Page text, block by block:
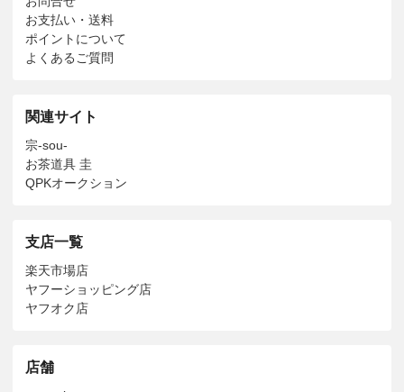
お支払い・送料
ポイントについて
よくあるご質問
関連サイト
宗-sou-
お茶道具 圭
QPKオークション
支店一覧
楽天市場店
ヤフーショッピング店
ヤフオク店
店舗